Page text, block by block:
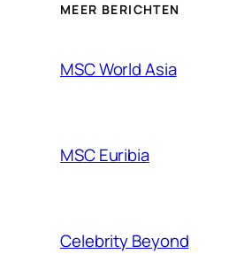
MEER BERICHTEN
MSC World Asia
MSC Euribia
Celebrity Beyond